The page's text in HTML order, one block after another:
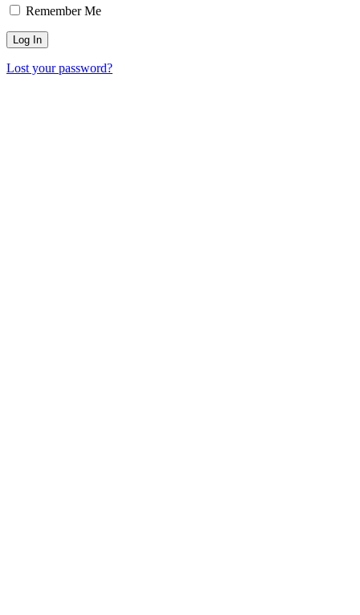
Remember Me
Lost your password?